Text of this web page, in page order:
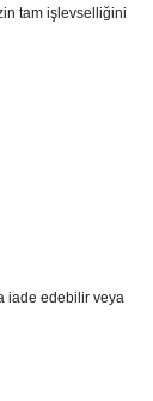
tam işlevselliğini
iade edebilir veya